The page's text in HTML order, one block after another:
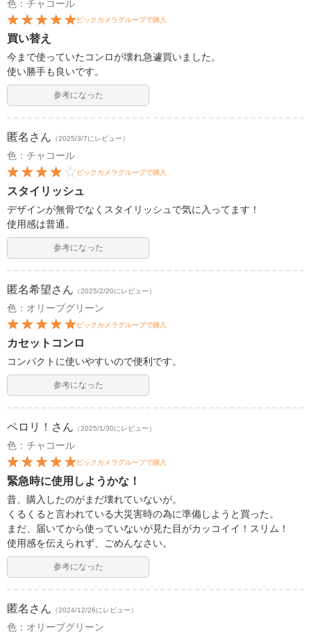
色：チャコール
ビックカメラグループで購入
買い替え
今まで使っていたコンロが壊れ急遽買いました。
使い勝手も良いです。
参考になった
匿名 さん （2025/3/7にレビュー）
色：チャコール
ビックカメラグループで購入
スタイリッシュ
デザインが無骨でなくスタイリッシュで気に入ってます！
使用感は普通。
参考になった
匿名希望さん （2025/2/20にレビュー）
色：オリーブグリーン
ビックカメラグループで購入
カセットコンロ
コンパクトに使いやすいので便利です。
参考になった
ペロリ！ さん （2025/1/30にレビュー）
色：チャコール
ビックカメラグループで購入
緊急時に使用しようかな！
昔、購入したのがまだ壊れていないが。
くるくると言われている大災害時の為に準備しようと買った。
まだ、届いてから使っていないが見た目がカッコイイ！スリム！
使用感を伝えられず、ごめんなさい。
参考になった
匿名 さん （2024/12/26にレビュー）
色：オリーブグリーン